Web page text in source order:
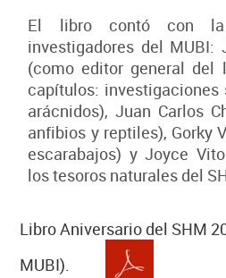
El libro contó con la
investigadores del MUBI:
(como editor general del
capítulos: investigaciones
arácnidos), Juan Carlos
anfibios y reptiles), Gorky
escarabajos) y Joyce
los tesoros naturales del
Libro Aniversario del SHM
MUBI).